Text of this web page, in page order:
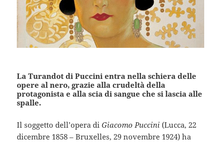
La Turandot di Puccini entra nella schiera delle
opere al nero, grazie alla crudeltà della
protagonista e alla scia di sangue che si lascia alle
spalle.
Il soggetto dell’opera diGiacomo Puccini (Lucca, 22
dicembre 1858 – Bruxelles, 29 novembre 1924) ha